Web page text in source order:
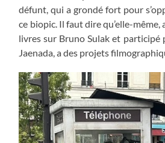
défunt, qui a grondé fort pour
ce biopic. Il faut dire qu’elle-
livres sur Bruno Sulak et participé
Jaenada, a des projets